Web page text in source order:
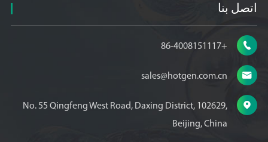
اتصل بنا

+86-4008151117

sales@hotgen.com.cn

No. 55 Qingfeng West Road, Daxing District, 102629,
Beijing, China